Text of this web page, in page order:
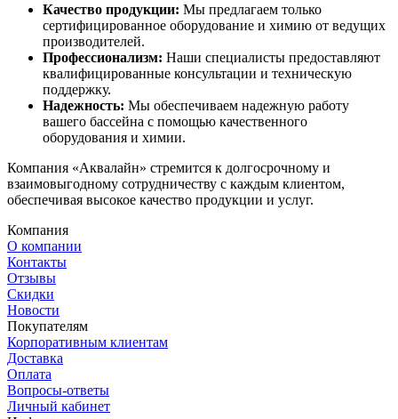
Качество продукции: Мы предлагаем только
сертифицированное оборудование и химию от ведущих
производителей.
Профессионализм: Наши специалисты предоставляют
квалифицированные консультации и техническую
поддержку.
Надежность: Мы обеспечиваем надежную работу
вашего бассейна с помощью качественного
оборудования и химии.
Компания «Аквалайн» стремится к долгосрочному и
взаимовыгодному сотрудничеству с каждым клиентом,
обеспечивая высокое качество продукции и услуг.
Компания
О компании
Контакты
Отзывы
Скидки
Новости
Покупателям
Корпоративным клиентам
Доставка
Оплата
Вопросы-ответы
Личный кабинет